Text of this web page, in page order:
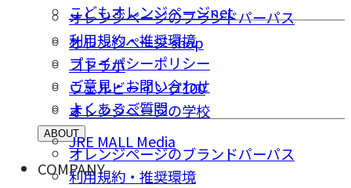
こどもオレンジページnet
オレンジページ shop
コトラボ
ウェルビーイング100
オレンジページの学校
JRE MALL Media
オレンジページのブランドパーパス
利用規約・推奨環境
プライバシーポリシー
ご意⾒・お問い合わせ
よくあるご質問
ABOUT
オレンジページのブランドパーパス
利用規約・推奨環境
COMPANY